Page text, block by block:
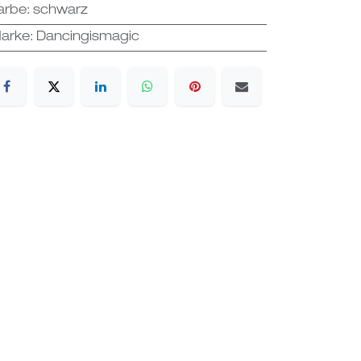
: schwarz
: Dancingismagic